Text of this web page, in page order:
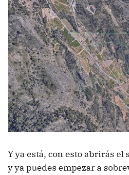
Y ya está, con esto abrirás el
y ya puedes empezar a